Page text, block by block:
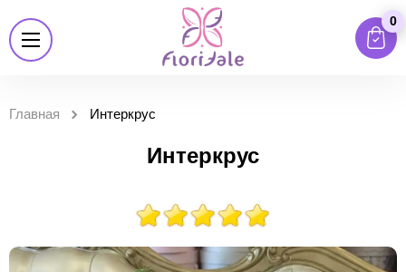
0
Главная Интеркрус
Интеркрус